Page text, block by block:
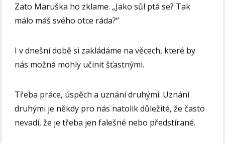
Zato Maruška ho zklame. „Jako sůl ptá se? Tak
málo máš svého otce ráda?“
I v dnešní době si zakládáme na věcech, které by
nás možná mohly učinit šťastnými.
Třeba práce, úspěch a uznání druhými. Uznání
druhými je někdy pro nás natolik důležité, že často
nevadí, že je třeba jen falešné nebo předstírané.